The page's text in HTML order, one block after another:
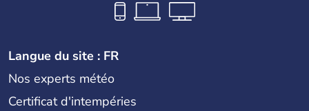
Langue du site : FR
Nos experts météo
Certificat d'intempéries